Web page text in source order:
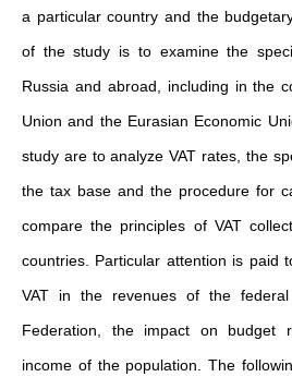
a particular country and the
of the study is to examine the
Russia and abroad, including in the
Union and the Eurasian Economic
study are to analyze VAT rates, the
the tax base and the procedure for
compare the principles of VAT
countries. Particular attention is paid
VAT in the revenues of the
Federation, the impact on budget
income of the population. The